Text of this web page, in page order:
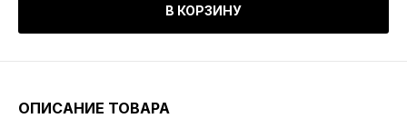
В КОРЗИНУ
ОПИСАНИЕ ТОВАРА